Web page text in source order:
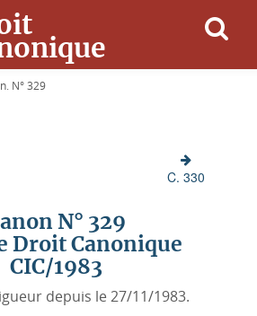
N° 329
C. 330
N° 329
Droit Canonique
CIC/1983
depuis le 27/11/1983.